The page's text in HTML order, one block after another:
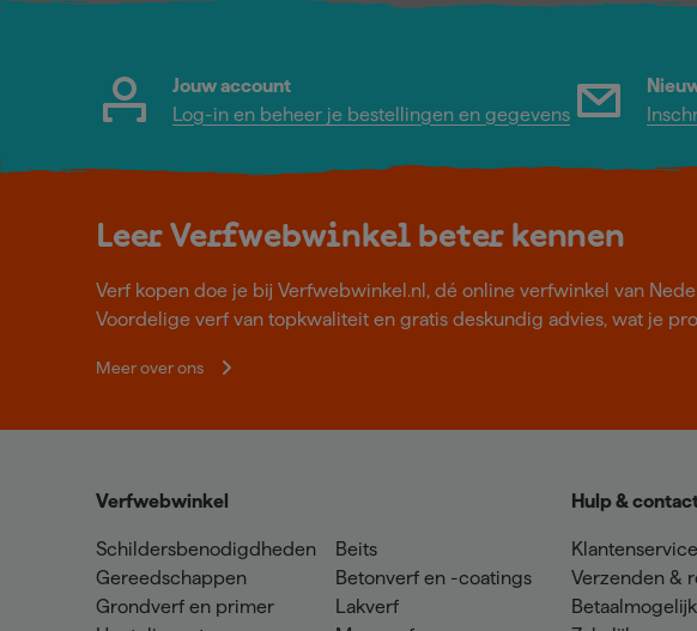
Jouw account
Log-in en beheer je bestellingen en gegevens
Leer Verfwebwinkel beter kennen
Verf kopen doe je bij Verfwebwinkel.nl, dé online verfwinkel van
Voordelige verf van topkwaliteit en gratis deskundig advies, wat je
Meer over ons
Verfwebwinkel
Schildersbenodigdheden
Gereedschappen
Grondverf en primer
Beits
Betonverf en -coatings
Lakverf
Hulp &
Klantenservice
Verzenden &